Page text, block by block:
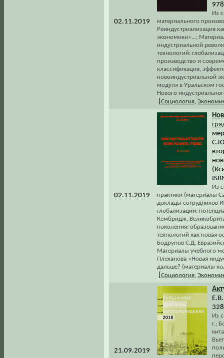
02.11.2019
Из
материального
Реиндустриализация
экономики»...;
индустриальной
технологий:
производство и
классификация,
новоиндустриальной
модуля в Уральском
Нового
Социология
02.11.2019
Из
практики (материалы
доклады сотрудников
глобализации:
Кембридж,
поколения:
технологий как новая
Бодрунов С.Д.
Материалы учебного
Плеханова «Новая
дальше? (материалы
Социология
21.09.2019
Из
г.;